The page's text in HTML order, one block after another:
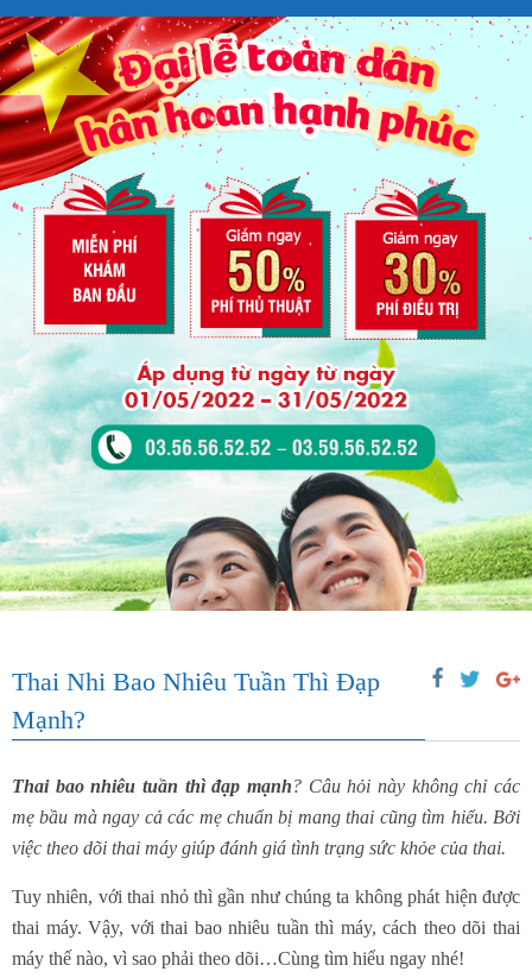
Thai Nhi Bao Nhiêu Tuần Thì Đạp
Mạnh?
Thai bao nhiêu tuần thì đạp mạnh? Câu hỏi này không chỉ các
mẹ bầu mà ngay cả các mẹ chuẩn bị mang thai cũng tìm hiểu. Bởi
việc theo dõi thai máy giúp đánh giá tình trạng sức khỏe của thai.
Tuy nhiên, với thai nhỏ thì gần như chúng ta không phát hiện được
thai máy. Vậy, với thai bao nhiêu tuần thì máy, cách theo dõi thai
máy thế nào, vì sao phải theo dõi…Cùng tìm hiểu ngay nhé!